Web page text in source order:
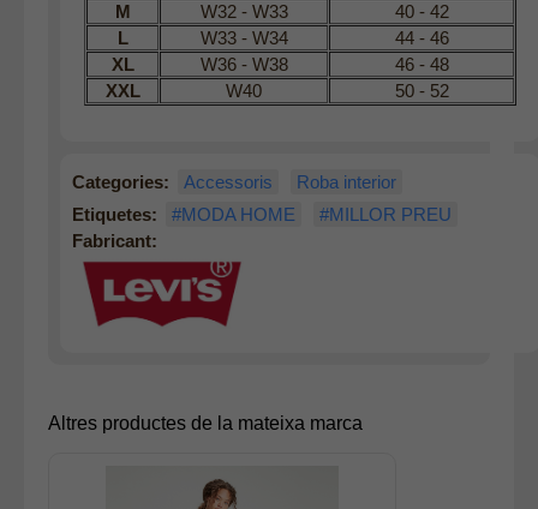
M
W32 - W33
40 - 42
L
W33 - W34
44 - 46
XL
W36 - W38
46 - 48
XXL
W40 50 - 52
Categories: Accessoris
Roba interior
Etiquetes:
#MODA HOME
#MILLOR PREU
Fabricant:
Altres productes de la mateixa marca